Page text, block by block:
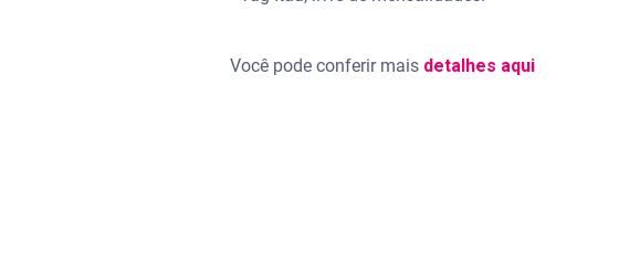
Você pode conferir mais detalhes aqui